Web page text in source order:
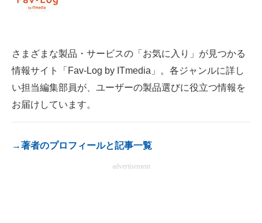
IT製品の技術・比較・事例
モノづくり技術者専門サイト
電子設計の基本と応用
さまざまな製品・サービスの「お気に入り」が見つかる
情報サイト「Fav-Log by ITmedia」。各ジャンルに詳し
い担当編集部員が、ユーザーの製品選びに役立つ情報を
お届けしています。
→著者のプロフィールと記事一覧
advertisement